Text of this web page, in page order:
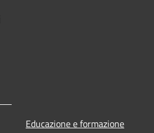
Educazione e formazione